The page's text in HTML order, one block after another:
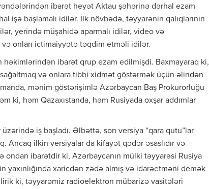
ibarət heyət Aktau şəhərinə dərhal ezam
işə başlamalı idilər. İlk növbədə, təyyarənin qalıqlarının
yerində müşahidə aparmalı idilər, video və
onları ictimaiyyətə təqdim etməli idilər.
həkimlərindən ibarət qrup ezam edilmişdi. Baxmayaraq ki,
sağaltmaq və onlara tibbi xidmət göstərmək üçün əlindən
mənim göstərişimlə Azərbaycan Baş Prokurorluğu
ki, həm Qazaxıstanda, həm Rusiyada oxşar addımlar
iş başladı. Əlbəttə, son versiya “qara qutu”lar
Ancaq ilkin versiyalar da kifayət qədər əsaslıdır və
ondan ibarətdir ki, Azərbaycanın mülki təyyarəsi Rusiya
yaxınlığında xaricdən zədə almış və idarəetməni demək
ki, təyyarəmiz radioelektron mübarizə vasitələri